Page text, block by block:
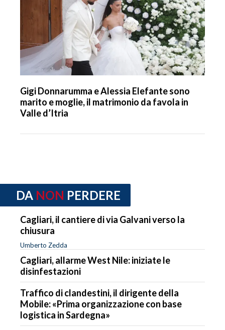
Gigi Donnarumma e Alessia Elefante sono
marito e moglie, il matrimonio da favola in
Valle d’Itria
DA NON PERDERE
Cagliari, il cantiere di via Galvani verso la
chiusura
Umberto Zedda
Cagliari, allarme West Nile: iniziate le
disinfestazioni
Traffico di clandestini, il dirigente della
Mobile: «Prima organizzazione con base
logistica in Sardegna»